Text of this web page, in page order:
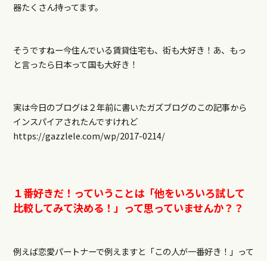
器たくさん持ってます。
そうですねー今住んでいる賃貸住宅も、街も大好き！あ、もっ
と言ったら日本って国も大好き！
実は今日のブログは２年前に書いたガズブログのこの記事から
インスパイアされたんですけれど
https://gazzlele.com/wp/2017-0214/
１番好きだ！っていうことは「他をいろいろ試して
比較してみて決める！」って思っていませんか？？
例えば恋愛パートナーで例えますと「この人が一番好き！」って